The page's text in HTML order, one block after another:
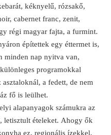
kéknyelű, rózsakő,
cabernet franc, zenit,
régi magyar fajta, a furmint.
építettek egy éttermet is,
minden nap nyitva van,
programokkal
a fedett, de nem
fő is leülhet.
alapanyagok számukra az
letisztult ételeket. Ahogy ők
ez, regionális ízekkel,